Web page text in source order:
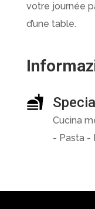
votre journée
d’une table.
Cucina
- Pasta -